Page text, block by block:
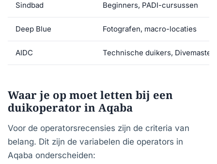
Sindbad Beginners, PADI-cursussen
Deep Blue Fotografen, macro-locaties
AIDC Technische duikers, Divemaster
Waar je op moet letten bij een
duikoperator in Aqaba
Voor de operatorsrecensies zijn de criteria van
belang. Dit zijn de variabelen die operators in
Aqaba onderscheiden: